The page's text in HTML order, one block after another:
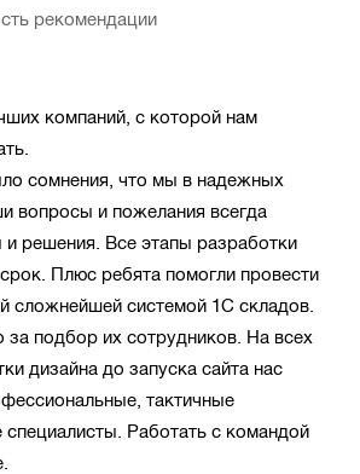
рекомендации
компаний, с которой нам
сомнения, что мы в надежных
вопросы и пожелания всегда
и решения. Все этапы разработки
Плюс ребята помогли провести
сложнейшей системой 1C складов.
за подбор их сотрудников. На всех
дизайна до запуска сайта нас
тактичные
специалисты. Работать с командой